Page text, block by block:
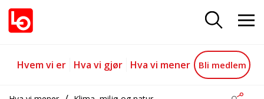
Mineralmangel truer
Gå til hovedinnhold
Gå til navigasjon
Hvem vi er Hva vi gjør Hva vi mener Bli medlem